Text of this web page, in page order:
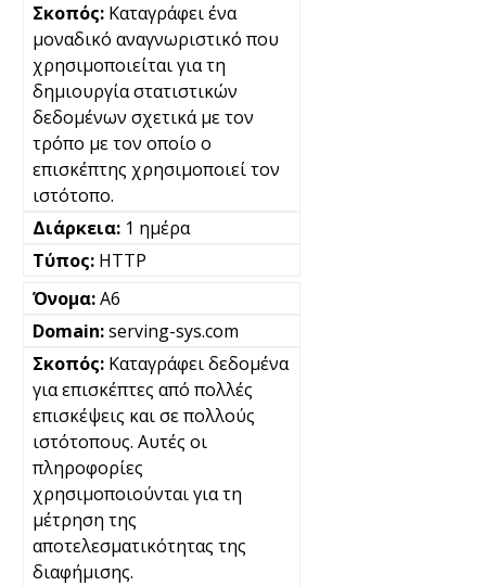
Καταγράφει ένα
μοναδικό αναγνωριστικό που
χρησιμοποιείται για τη
δημιουργία στατιστικών
δεδομένων σχετικά με τον
τρόπο με τον οποίο ο
επισκέπτης χρησιμοποιεί τον
ιστότοπο.
1 ημέρα
HTTP
A6
serving-sys.com
Καταγράφει δεδομένα
για επισκέπτες από πολλές
επισκέψεις και σε πολλούς
ιστότοπους. Αυτές οι
πληροφορίες
χρησιμοποιούνται για τη
μέτρηση της
αποτελεσματικότητας της
διαφήμισης.